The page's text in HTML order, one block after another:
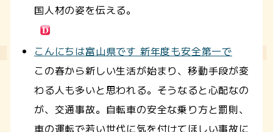
国人材の姿を伝える。
こんにちは富山県です 新年度も安全第一で
この春から新しい生活が始まり、移動手段が変
わる人も多いと思われる。そうなると心配なの
が、交通事故。自転車の安全な乗り方と罰則、
車の運転で若い世代に気を付けてほしい事故に